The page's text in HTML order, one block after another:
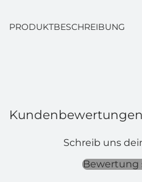
PRODUKTBESCHREIBUNG
Kundenbewertungen
Schreib uns
Bewertung